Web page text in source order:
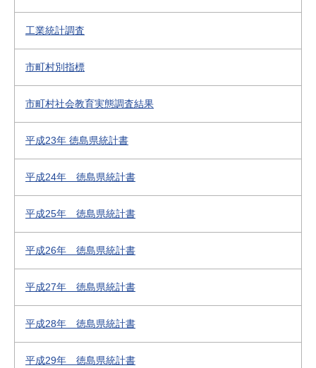
工業統計調査
市町村別指標
市町村社会教育実態調査結果
平成23年 徳島県統計書
平成24年 徳島県統計書
平成25年 徳島県統計書
平成26年 徳島県統計書
平成27年 徳島県統計書
平成28年 徳島県統計書
平成29年 徳島県統計書